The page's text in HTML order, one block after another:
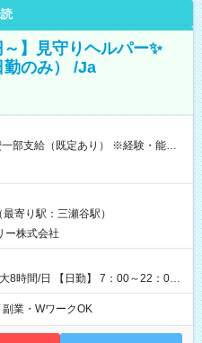
】見守りヘルパー✨
勤のみ） /Ja
部支給（既定あり） ※経験・能力を
時と異なる部分があります。 雇用
給与：時給 1,090円以上
寄り駅：三瀬谷駅）
ー株式会社
8時間/日 【日勤】 7：00～22：00
※週1日～OK ／ 夜勤
業・WワークOK